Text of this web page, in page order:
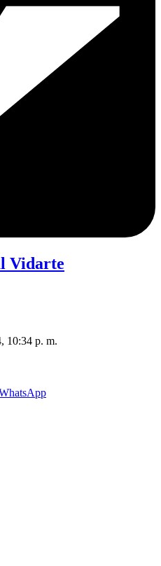
Vidarte
10:34 p. m.